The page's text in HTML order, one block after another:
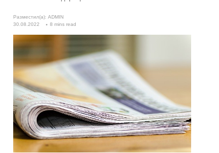
Разместил(а): ADMIN
30.08.2022
8 mins read